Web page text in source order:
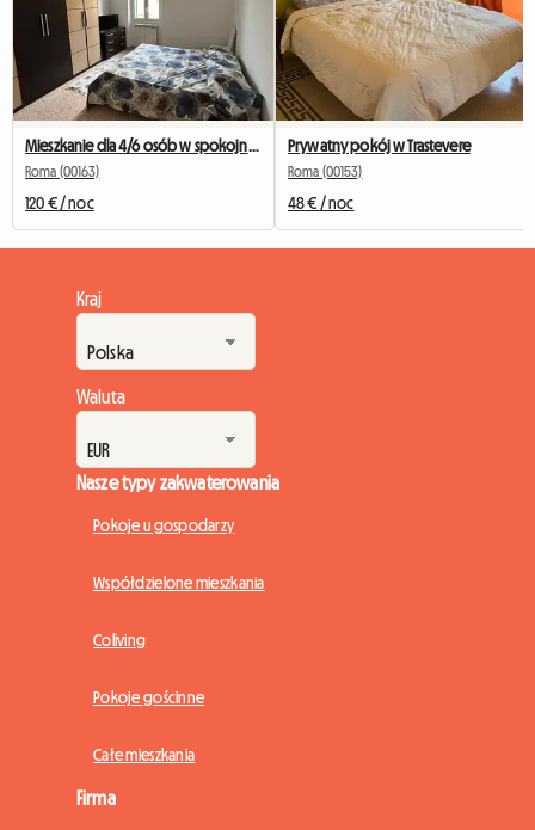
Roma (00163)
120 € / noc
Prywatny pokój w Trastevere
Roma (00153)
48 € / noc
Kraj
Waluta
Nasze typy zakwaterowania
Pokoje u gospodarzy
Współdzielone mieszkania
Coliving
Pokoje gościnne
Całe mieszkania
Firma